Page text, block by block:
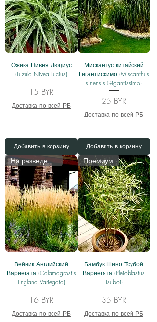
Ожика Нивея Люциус
(Luzula Nivea Lucius)
Цена
15 BYR
Доставка по всей РБ
Добавить в корзину
Мискантус китайский
Гигантиссимо (Miscanthus
sinensis Gigantissimo)
Цена
25 BYR
Доставка по всей РБ
Добавить в корзину
На разведении
Вейник Английский
Вариегата (Calamagrostis
England Variegata)
Цена
16 BYR
Доставка по всей РБ
Премиум
Бамбук Шино Тсубой
Вариегата (Pleioblastus
Tsuboi)
Цена
35 BYR
Доставка по всей РБ